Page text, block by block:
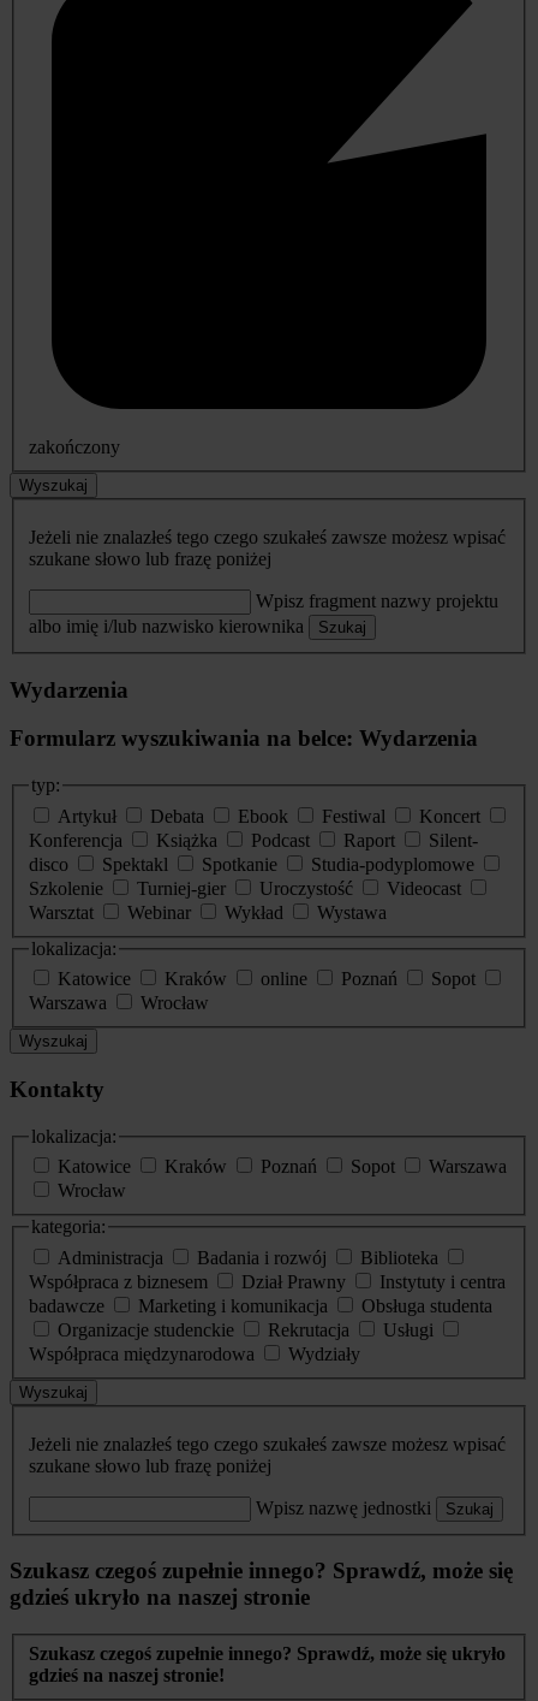
zakończony
Wyszukaj
Jeżeli nie znalazłeś tego czego szukałeś zawsze możesz wpisać
szukane słowo lub frazę poniżej
Wpisz fragment nazwy projektu
albo imię i/lub nazwisko kierownika
Szukaj
Wydarzenia
Formularz wyszukiwania na belce: Wydarzenia
typ:
Artykuł
Debata Ebook Festiwal
Koncert
Konferencja
Książka Podcast Raport
Silent-
disco
Spektakl Spotkanie
Studia-podyplomowe
Szkolenie
Turniej-gier Uroczystość
Videocast
Warsztat
Webinar Wykład
Wystawa
lokalizacja:
Katowice
Kraków online Poznań
Sopot
Warszawa
Wrocław
Wyszukaj
Kontakty
lokalizacja:
Katowice
Kraków Poznań Sopot
Warszawa
Wrocław
kategoria:
Administracja
Badania i rozwój
Biblioteka
Współpraca z biznesem
Dział Prawny
Instytuty i centra
badawcze
Marketing i komunikacja
Obsługa studenta
Organizacje studenckie
Rekrutacja
Usługi
Współpraca międzynarodowa
Wydziały
Wyszukaj
Jeżeli nie znalazłeś tego czego szukałeś zawsze możesz wpisać
szukane słowo lub frazę poniżej
Wpisz nazwę jednostki Szukaj
Szukasz czegoś zupełnie innego? Sprawdź, może się
gdzieś ukryło na naszej stronie
Szukasz czegoś zupełnie innego? Sprawdź, może się ukryło
gdzieś na naszej stronie!